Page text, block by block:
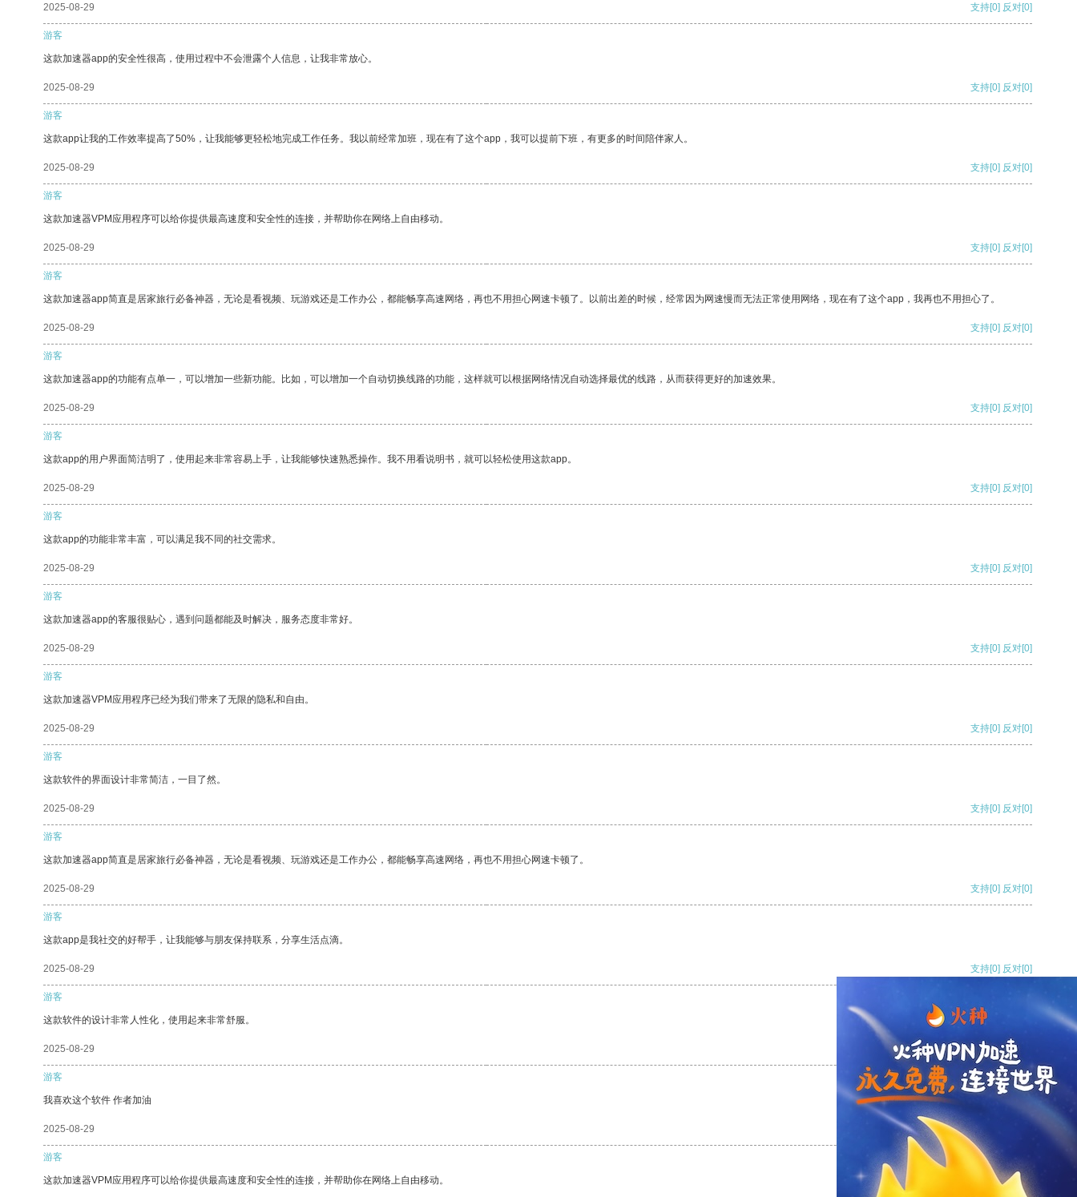
2025-08-29 支持[0] 反对[0]
游客
这款加速器app的安全性很高，使用过程中不会泄露个人信息，让我非常放心。
2025-08-29 支持[0] 反对[0]
游客
这款app让我的工作效率提高了50%，让我能够更轻松地完成工作任务。我以前经常加班，现在有了这个app，我可以提前下班，有更多的时间陪伴家人。
2025-08-29 支持[0] 反对[0]
游客
这款加速器VPM应用程序可以给你提供最高速度和安全性的连接，并帮助你在网络上自由移动。
2025-08-29 支持[0] 反对[0]
游客
这款加速器app简直是居家旅行必备神器，无论是看视频、玩游戏还是工作办公，都能畅享高速网络，再也不用担心网速卡顿了。以前出差的时候，经常因为网速慢而无法正常使用网络，现在有了这个app，我再也不用担心了。
2025-08-29 支持[0] 反对[0]
游客
这款加速器app的功能有点单一，可以增加一些新功能。比如，可以增加一个自动切换线路的功能，这样就可以根据网络情况自动选择最优的线路，从而获得更好的加速效果。
2025-08-29 支持[0] 反对[0]
游客
这款app的用户界面简洁明了，使用起来非常容易上手，让我能够快速熟悉操作。我不用看说明书，就可以轻松使用这款app。
2025-08-29 支持[0] 反对[0]
游客
这款app的功能非常丰富，可以满足我不同的社交需求。
2025-08-29 支持[0] 反对[0]
游客
这款加速器app的客服很贴心，遇到问题都能及时解决，服务态度非常好。
2025-08-29 支持[0] 反对[0]
游客
这款加速器VPM应用程序已经为我们带来了无限的隐私和自由。
2025-08-29 支持[0] 反对[0]
游客
这款软件的界面设计非常简洁，一目了然。
2025-08-29 支持[0] 反对[0]
游客
这款加速器app简直是居家旅行必备神器，无论是看视频、玩游戏还是工作办公，都能畅享高速网络，再也不用担心网速卡顿了。
2025-08-29 支持[0] 反对[0]
游客
这款app是我社交的好帮手，让我能够与朋友保持联系，分享生活点滴。
2025-08-29 支持[0] 反对[0]
游客
这款软件的设计非常人性化，使用起来非常舒服。
2025-08-29 支持[0] 反对
游客
我喜欢这个软件 作者加油
2025-08-29 支持
游客
这款加速器VPM应用程序可以给你提供最高速度和安全性的连接，并帮助你在网络上自由移动。